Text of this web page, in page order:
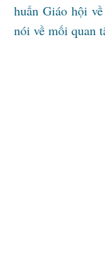
huấn Giáo hội
nói về mối quan